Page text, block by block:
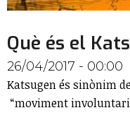
Què és el
26/04/2017 - 00:00
Katsugen és sinònim
“moviment